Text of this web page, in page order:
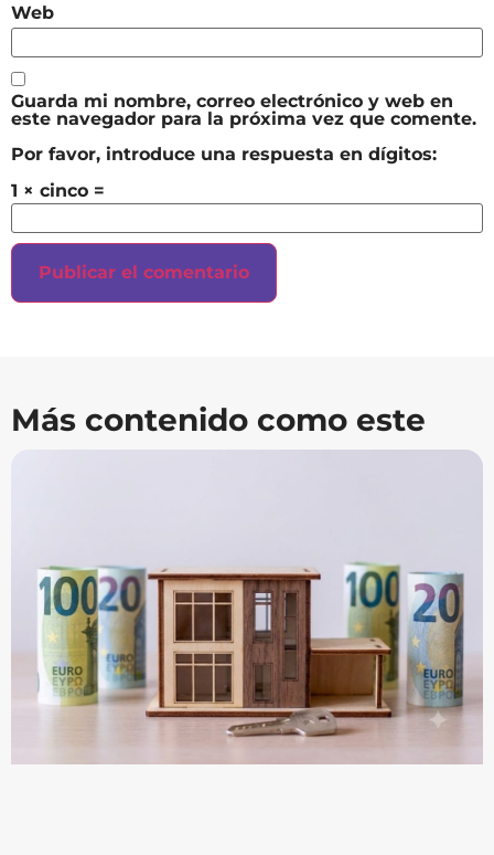
Web
Guarda mi nombre, correo electrónico y web en
este navegador para la próxima vez que comente.
Por favor, introduce una respuesta en dígitos:
1 × cinco =
Más contenido como este